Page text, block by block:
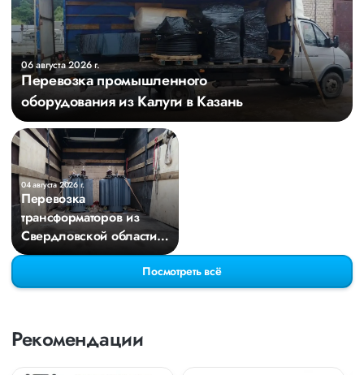
06 августа 2026 г.
Перевозка промышленного
оборудования из Калуги в Казань
04 августа 2026 г.
Перевозка
трансформаторов из
Свердловской области в
Киров
Посмотреть всё
Рекомендации